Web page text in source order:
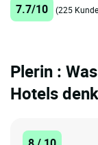
7.7/10 (225
Plerin :
Hotels